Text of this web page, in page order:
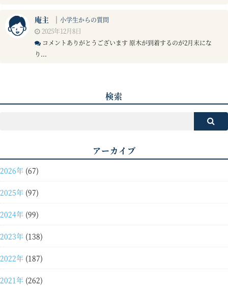
庵主 ｜ 小学生からの質問
2025年12月8日
コメントありがとうございます 原木が到着するのが2月末にな
り...
検索
アーカイブ
2026年 (67)
2025年 (97)
2024年 (99)
2023年 (138)
2022年 (187)
2021年 (262)